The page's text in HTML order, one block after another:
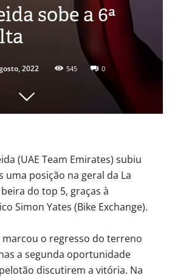
sobe a 6ª
2022 545 0
(UAE Team Emirates) subiu
uma posição na geral da La
do top 5, graças à
Simon Yates (Bike Exchange).
marcou o regresso do terreno
a segunda oportunidade
discutirem a vitória. Na